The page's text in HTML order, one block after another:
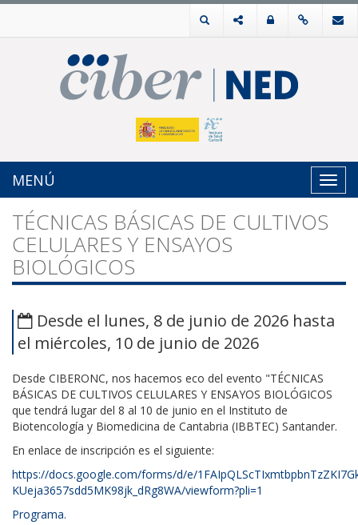
MENÚ
TÉCNICAS BÁSICAS DE CULTIVOS
CELULARES Y ENSAYOS
BIOLÓGICOS
Desde el lunes, 8 de junio de 2026 hasta
el miércoles, 10 de junio de 2026
Desde CIBERONC, nos hacemos eco del evento "TÉCNICAS
BÁSICAS DE CULTIVOS CELULARES Y ENSAYOS BIOLÓGICOS
que tendrá lugar del 8 al 10 de junio en el Instituto de
Biotencología y Biomedicina de Cantabria (IBBTEC) Santander.
En enlace de inscripción es el siguiente:
https://docs.google.com/forms/d/e/
KUeja3657sdd5MK98jk_dRg8WA/viewform?pli=1
Programa.